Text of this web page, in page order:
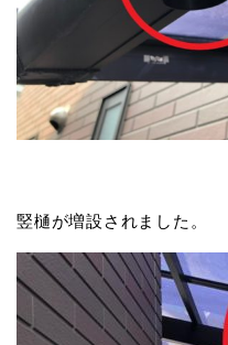
竪樋が増設されました。